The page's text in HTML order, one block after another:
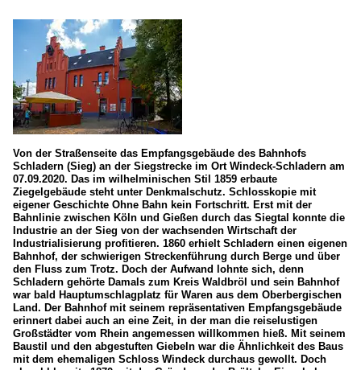
Von der Straßenseite das Empfangsgebäude des Bahnhofs
Schladern (Sieg) an der Siegstrecke im Ort Windeck-Schladern am
07.09.2020. Das im wilhelminischen Stil 1859 erbaute
Ziegelgebäude steht unter Denkmalschutz. Schlosskopie mit
eigener Geschichte Ohne Bahn kein Fortschritt. Erst mit der
Bahnlinie zwischen Köln und Gießen durch das Siegtal konnte die
Industrie an der Sieg von der wachsenden Wirtschaft der
Industrialisierung profitieren. 1860 erhielt Schladern einen eigenen
Bahnhof, der schwierigen Streckenführung durch Berge und über
den Fluss zum Trotz. Doch der Aufwand lohnte sich, denn
Schladern gehörte Damals zum Kreis Waldbröl und sein Bahnhof
war bald Hauptumschlagplatz für Waren aus dem Oberbergischen
Land. Der Bahnhof mit seinem repräsentativen Empfangsgebäude
erinnert dabei auch an eine Zeit, in der man die reiselustigen
Großstädter vom Rhein angemessen willkommen hieß. Mit seinem
Baustil und den abgestuften Giebeln war die Ähnlichkeit des Baus
mit dem ehemaligen Schloss Windeck durchaus gewollt. Doch